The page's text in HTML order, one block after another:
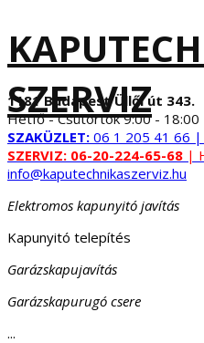
SZERVIZ
1181 Budapest Üllői út 343.
Hétfő - Csütörtök 9:00 -
SZAKÜZLET: 06 1 205 41 66
SZERVIZ: 06-20-224-65-68 |
info@kaputechnikaszerviz.hu
Elektromos kapunyitó javítás
Kapunyitó telepítés
Garázskapujavítás
Garázskapurugó csere
...